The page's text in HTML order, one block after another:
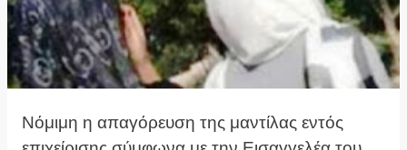
ρ
σ
Νόμιμη η απαγόρευση της μαντίλας εντός